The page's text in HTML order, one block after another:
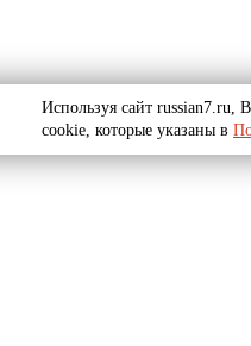
Используя сайт russian7.ru,
cookie, которые указаны в